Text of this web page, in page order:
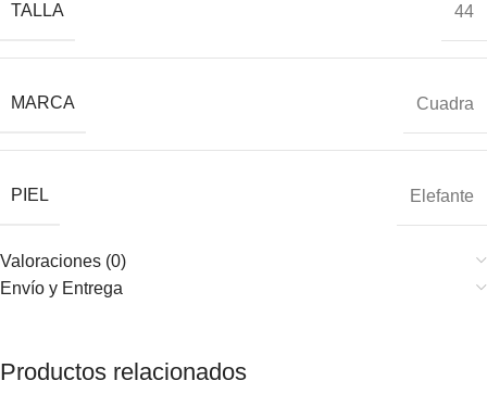
TALLA 44
MARCA Cuadra
PIEL Elefante
Valoraciones (0)
Envío y Entrega
Productos relacionados